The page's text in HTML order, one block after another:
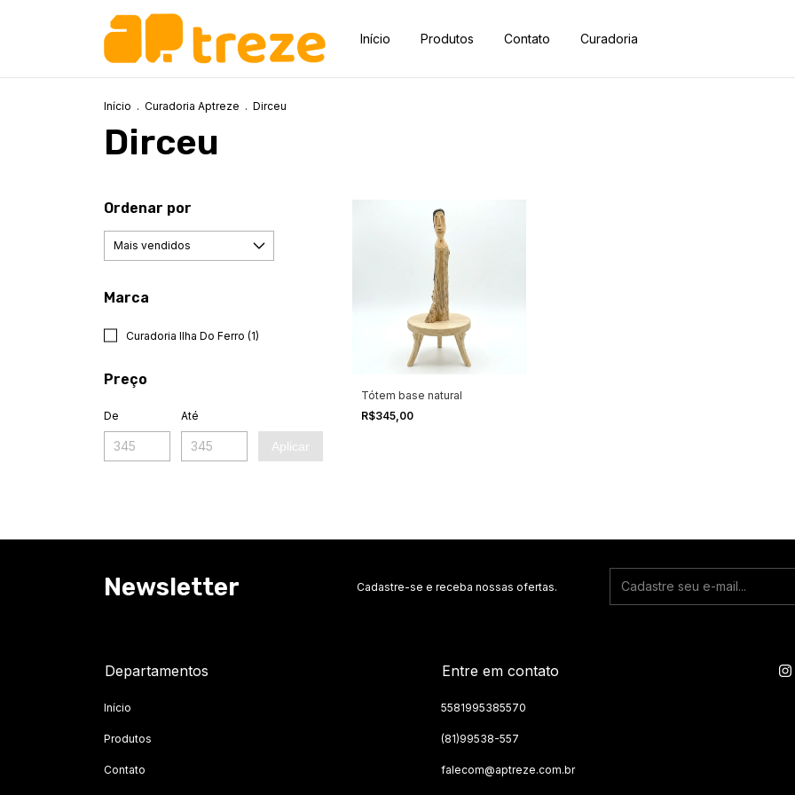
Início Produtos Contato Curadoria
Início . Curadoria Aptreze . Dirceu
Dirceu
Ordenar por
Marca
Curadoria Ilha Do Ferro (1)
Preço
De Até
Aplicar
Tótem base natural
R$345,00
Newsletter Cadastre-se e receba nossas ofertas.
Departamentos
Início
Produtos
Contato
Entre em contato
5581995385570
(81)99538-557
falecom@aptreze.com.br